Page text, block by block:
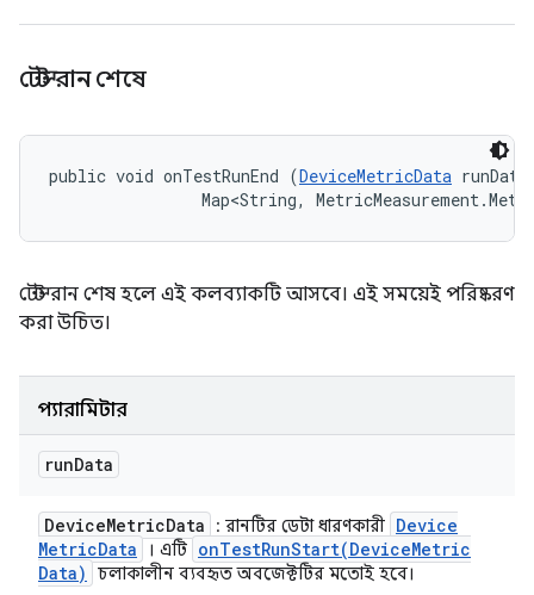
টেস্ট রান শেষে
public void onTestRunEnd (DeviceMetricData
Map<String,
টেস্ট রান শেষ হলে এই কলব্যাকটি আসবে। এই সময়েই পরিষ্করণ
করা উচিত।
প্যারামিটার
runData
DeviceMetricData : রানটির ডেটা ধারণকারী Device
MetricData । এটি onTestRunStart(DeviceMetric
Data)
চলাকালীন ব্যবহৃত অবজেক্টটির মতোই হবে।